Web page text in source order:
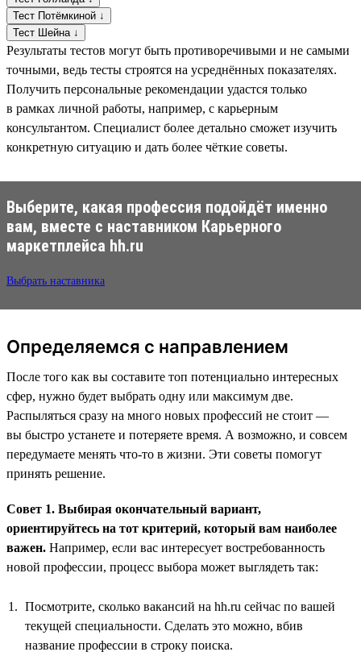
Тест Потёмкиной ↓
Тест Шейна ↓
Результаты тестов могут быть противоречивыми и не самыми
точными, ведь тесты строятся на усреднённых показателях.
Получить персональные рекомендации удастся только
в рамках личной работы, например, с карьерным
консультантом. Специалист более детально сможет изучить
конкретную ситуацию и дать более чёткие советы.
Выберите, какая профессия подойдёт именно
вам, вместе с наставником Карьерного
маркетплейса hh.ru
Выбрать наставника
Определяемся с направлением
После того как вы составите топ потенциально интересных
сфер, нужно будет выбрать одну или максимум две.
Распыляться сразу на много новых профессий не стоит —
вы быстро устанете и потеряете время. А возможно, и совсем
передумаете менять что-то в жизни. Эти советы помогут
принять решение.
Совет 1. Выбирая окончательный вариант,
ориентируйтесь на тот критерий, который вам наиболее
важен. Например, если вас интересует востребованность
новой профессии, процесс выбора может выглядеть так:
Посмотрите, сколько вакансий на hh.ru сейчас по вашей
текущей специальности. Сделать это можно, вбив
название профессии в строку поиска.